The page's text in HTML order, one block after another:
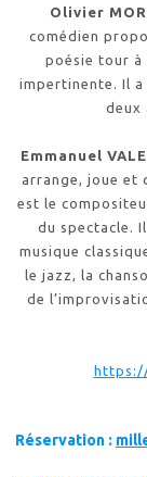
Olivier
comédien
poésie tour à
impertinente. Il
deux
Emmanuel
arrange, joue et
est le
du spectacle.
musique
le jazz, la
de
https://
Réservation :